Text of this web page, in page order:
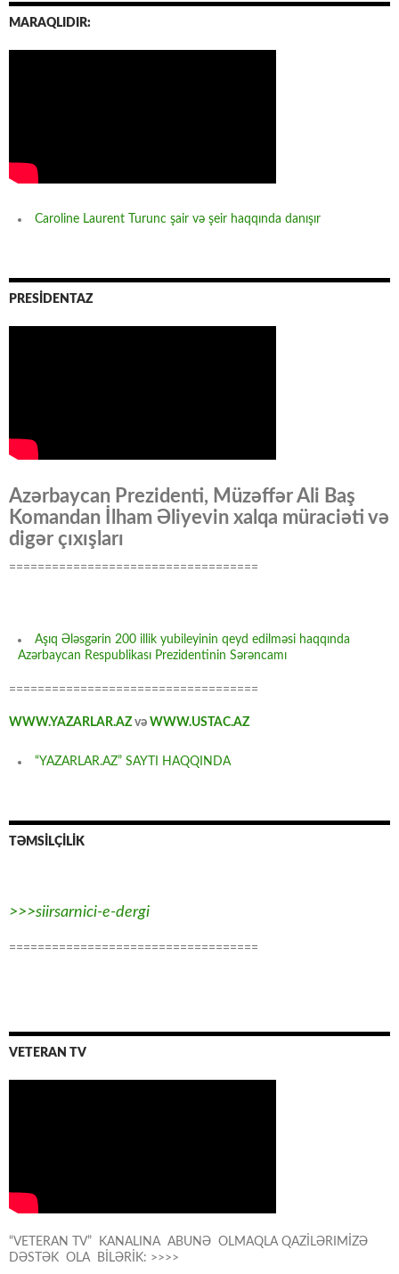
MARAQLIDIR:
Caroline Laurent Turunc şair və şeir haqqında danışır
PRESİDENTAZ
Azərbaycan Prezidenti, Müzəffər Ali Baş
Komandan İlham Əliyevin xalqa müraciəti və
digər çıxışları
===================================
Aşıq Ələsgərin 200 illik yubileyinin qeyd edilməsi haqqında
Azərbaycan Respublikası Prezidentinin Sərəncamı
===================================
WWW.YAZARLAR.AZ və WWW.USTAC.AZ
“YAZARLAR.AZ” SAYTI HAQQINDA
TƏMSİLÇİLİK
>>>siirsarnici-e-dergi
===================================
VETERAN TV
“VETERAN TV” KANALINA ABUNƏ OLMAQLA QAZİLƏRIMİZƏ
DƏSTƏK OLA BİLƏRİK: >>>>